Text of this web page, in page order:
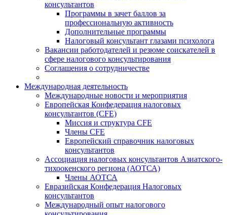
консультантов
Программы в зачет баллов за
профессиональную активность
Дополнительные программы
Налоговый консультант глазами психолога
Вакансии работодателей и резюме соискателей в
сфере налогового консультирования
Соглашения о сотрудничестве
Международная деятельность
Международные новости и мероприятия
Европейская Конфедерация налоговых
консультантов (CFE)
Миссия и структура CFE
Члены CFE
Европейский справочник налоговых
консультантов
Ассоциация налоговых консультантов Азиатского-
тихоокенского региона (АОТСА)
Члены АОТСА
Евразийская Конфедерация Налоговых
консультантов
Международный опыт налогового